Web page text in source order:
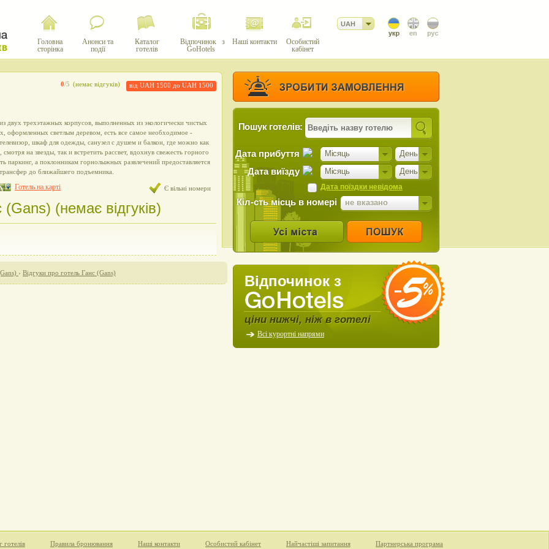
Головна
сторінка
Анонси та
події
Каталог
готелів
Відпочинок з
GoHotels
Наші контакти
Особистий
кабінет
UAH
0/5 (немає відгуків) від UAH 1500 до UAH 1500
двух трехэтажных корпусов, выполненных из экологически чистых
оформленных светлым деревом, есть все самое необходимое -
телевизор, шкаф для одежды, санузел с душем и балкон, где можно как
на звезды, так и встретить рассвет, вдохнув свежесть горного
паркинг, а поклонникам горнолыжных развлечений предоставляется
до ближайшего подъемника.
Готель на карті Є вільні номери
(Gans) (немає відгуків)
› Відгуки про готель Ганс (Gans)
Пошук готелів:
Місяць День
Дата прибуття
Місяць День
Дата виїзду
Дата поїздки невідома
Кіл-сть місць в номері не вказано
Відпочинок з
ціни нижчі, ніж в готелі
Всі курортні напрями
готелів Правила бронювання Наші контакти Особистий кабінет Найчастіші запитання Партнерська програма